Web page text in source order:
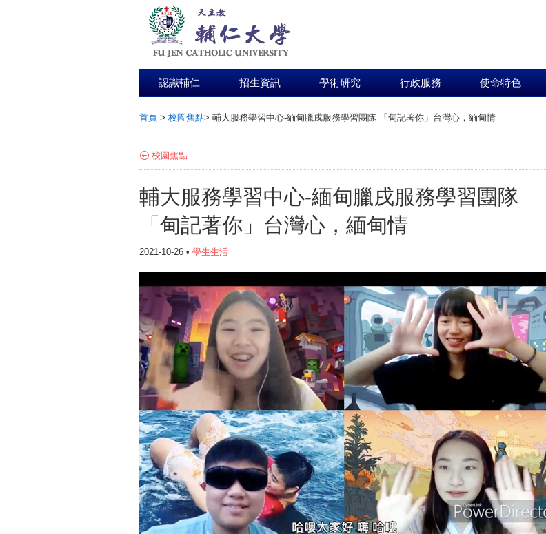
認識輔仁 招生資訊 學術研究 行政服務 使命特色
首頁 > 校園焦點> 輔大服務學習中心-緬甸臘戌服務學習團隊 「甸記著你」台灣心，緬甸情
校園焦點
輔大服務學習中心-緬甸臘戌服務學習團隊
「甸記著你」台灣心，緬甸情
2021-10-26 • 學生生活